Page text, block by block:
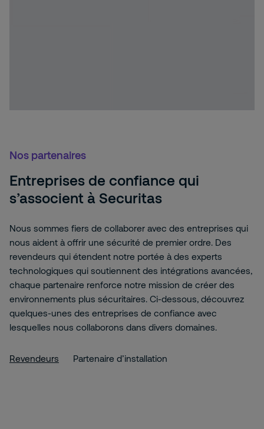
Nos partenaires
Entreprises de confiance qui
s’associent à Securitas
Nous sommes fiers de collaborer avec des entreprises qui
nous aident à offrir une sécurité de premier ordre. Des
revendeurs qui étendent notre portée à des experts
technologiques qui soutiennent des intégrations avancées,
chaque partenaire renforce notre mission de créer des
environnements plus sécuritaires. Ci-dessous, découvrez
quelques-unes des entreprises de confiance avec
lesquelles nous collaborons dans divers domaines.
Revendeurs Partenaire d’installation